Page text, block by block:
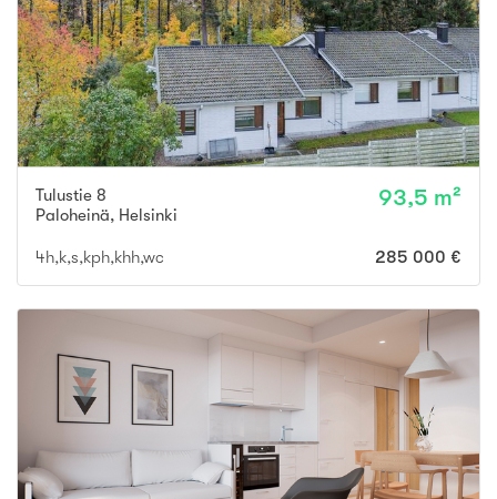
Tulustie 8
Paloheinä, Helsinki
93,5 m²
4h,k,s,kph,khh,wc 285 000 €